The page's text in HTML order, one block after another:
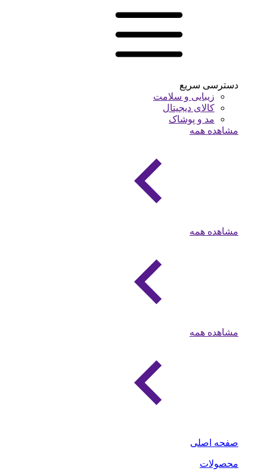
دسترسی سریع
زیبایی و سلامت
کالای دیجیتال
مد و پوشاک
مشاهده همه
مشاهده همه
مشاهده همه
صفحه اصلی
محصولات